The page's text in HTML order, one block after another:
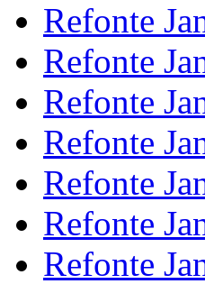
Refonte
Refonte
Refonte
Refonte
Refonte
Refonte
Refonte